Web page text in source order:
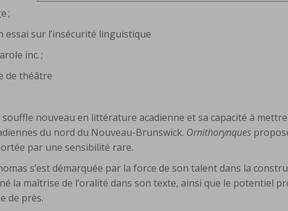
;
sur l’insécurité linguistique
inc. ;
de théâtre
nouveau en littérature acadienne et sa capacité à
du nord du Nouveau-Brunswick. Ornithorynques
par une sensibilité rare.
s’est démarquée par la force de son talent dans la
la maîtrise de l’oralité dans son texte, ainsi que le potentiel
de près.